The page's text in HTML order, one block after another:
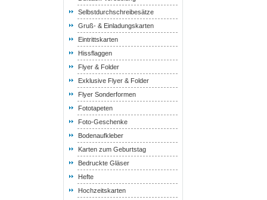
Selbstdurchschreibesätze
Gruß- & Einladungskarten
Eintrittskarten
Hissflaggen
Flyer & Folder
Exklusive Flyer & Folder
Flyer Sonderformen
Fototapeten
Foto-Geschenke
Bodenaufkleber
Karten zum Geburtstag
Bedruckte Gläser
Hefte
Hochzeitskarten